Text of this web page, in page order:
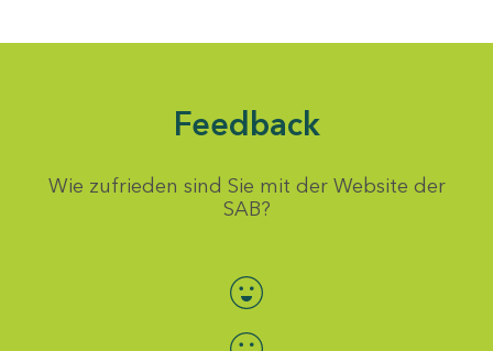
Feedback
Wie zufrieden sind Sie mit der Website der
SAB?
Bewertung auswählen